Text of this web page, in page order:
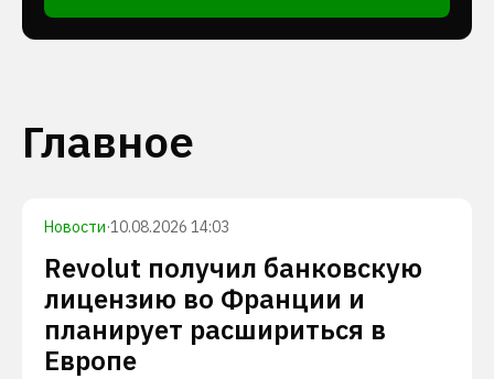
Главное
Новости·10.08.2026 14:03
Revolut получил банковскую
лицензию во Франции и
планирует расшириться в
Европе